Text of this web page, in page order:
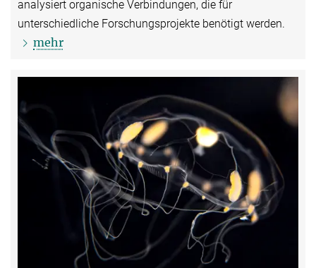
analysiert organische Verbindungen, die für
unterschiedliche Forschungsprojekte benötigt werden.
mehr